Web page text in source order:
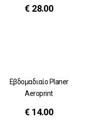
€ 28.00
Εβδομαδιαίο Planer
Aeroprint
€ 14.00